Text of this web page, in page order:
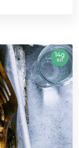
14g
KH